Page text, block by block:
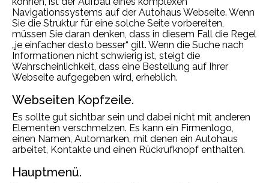
Navigationssystems auf der Autohaus Webseite. Wenn
Sie die Struktur für eine solche Seite vorbereiten,
müssen Sie daran denken, dass in diesem Fall die Regel
„je einfacher desto besser“ gilt. Wenn die Suche nach
Informationen nicht schwierig ist, steigt die
Wahrscheinlichkeit, dass eine Bestellung auf Ihrer
Webseite aufgegeben wird, erheblich.
Webseiten Kopfzeile.
Es sollte gut sichtbar sein und dabei nicht mit anderen
Elementen verschmelzen. Es kann ein Firmenlogo,
einen Namen, Automarken, mit denen ein Autohaus
arbeitet, Kontakte und einen Rückrufknopf enthalten.
Hauptmenü.